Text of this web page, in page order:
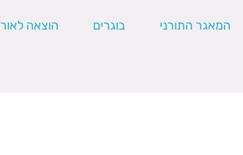
המאגר התורני בוגרים הוצאה לאור